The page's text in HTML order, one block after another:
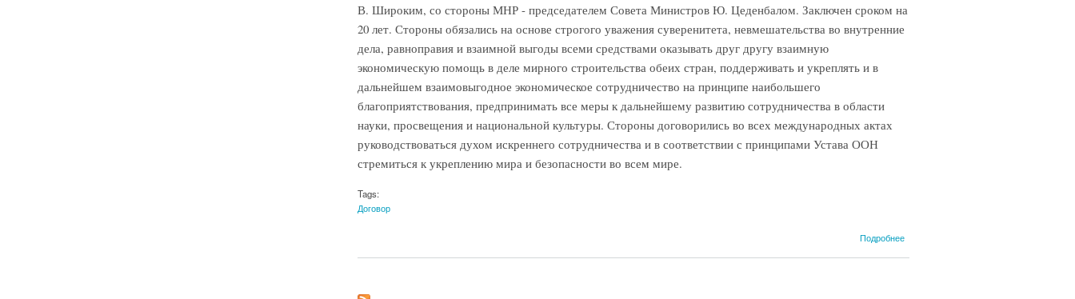
В. Широким, со стороны МНР - председателем Совета Министров Ю. Цеденбалом. Заключен сроком на
20 лет. Стороны обязались на основе строгого уважения суверенитета, невмешательства во внутренние
дела, равноправия и взаимной выгоды всеми средствами оказывать друг другу взаимную
экономическую помощь в деле мирного строительства обеих стран, поддерживать и укреплять и в
дальнейшем взаимовыгодное экономическое сотрудничество на принципе наибольшего
благоприятствования, предпринимать все меры к дальнейшему развитию сотрудничества в области
науки, просвещения и национальной культуры. Стороны договорились во всех международных актах
руководствоваться духом искреннего сотрудничества и в соответствии с принципами Устава ООН
стремиться к укреплению мира и безопасности во всем мире.
Tags:
Договор
Подробнее